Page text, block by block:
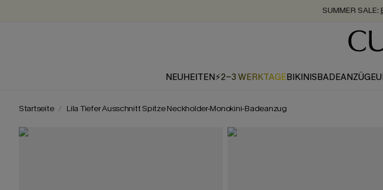
SUMMER SALE:
ZUM NEWSLETTER:
NEUHEITEN⚡2-3 WERKTAGEBIKINISBADEANZÜGE
Startseite Lila Tiefer Ausschnitt Spitze Neckholder-Monokini-Badeanzug